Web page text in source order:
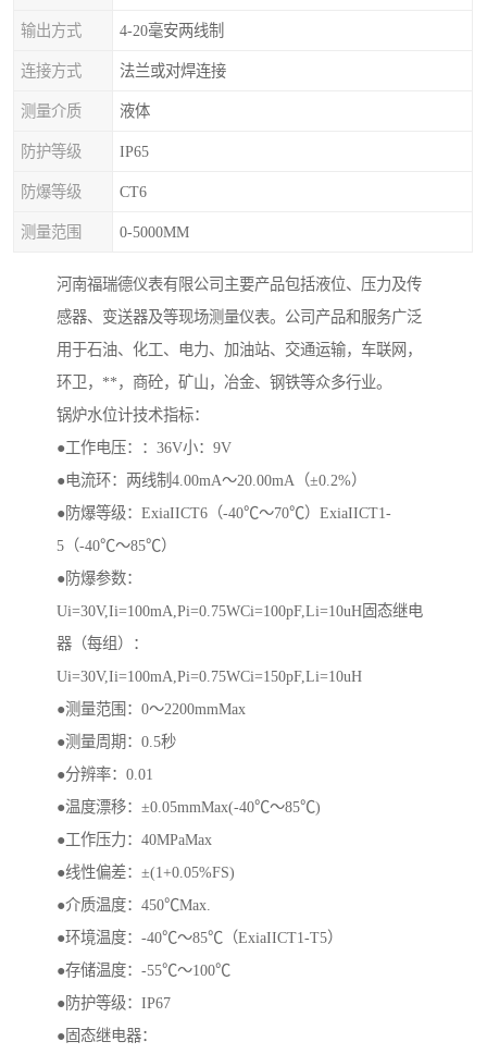
输出方式 4-20毫安两线制
连接方式 法兰或对焊连接
测量介质 液体
防护等级 IP65
防爆等级 CT6
测量范围 0-5000MM
河南福瑞德仪表有限公司主要产品包括液位、压力及传
感器、变送器及等现场测量仪表。公司产品和服务广泛
用于石油、化工、电力、加油站、交通运输，车联网，
环卫，**，商砼，矿山，冶金、钢铁等众多行业。
锅炉水位计技术指标：
●工作电压：：36V小：9V
●电流环：两线制4.00mA～20.00mA（±0.2%）
●防爆等级：ExiaIICT6（-40℃～70℃）ExiaIICT1-
5（-40℃～85℃）
●防爆参数：
Ui=30V,Ii=100mA,Pi=0.75WCi=100pF,Li=10uH固态继电
器（每组）：
Ui=30V,Ii=100mA,Pi=0.75WCi=150pF,Li=10uH
●测量范围：0～2200mmMax
●测量周期：0.5秒
●分辨率：0.01
●温度漂移：±0.05mmMax(-40℃～85℃)
●工作压力：40MPaMax
●线性偏差：±(1+0.05%FS)
●介质温度：450℃Max.
●环境温度：-40℃～85℃（ExiaIICT1-T5）
●存储温度：-55℃～100℃
●防护等级：IP67
●固态继电器：